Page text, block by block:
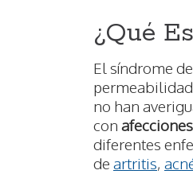
¿Qué
El síndrome
no han
con afecciones
diferentes
de artritis,